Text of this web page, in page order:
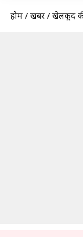
होम / खबरें / खेलकूद